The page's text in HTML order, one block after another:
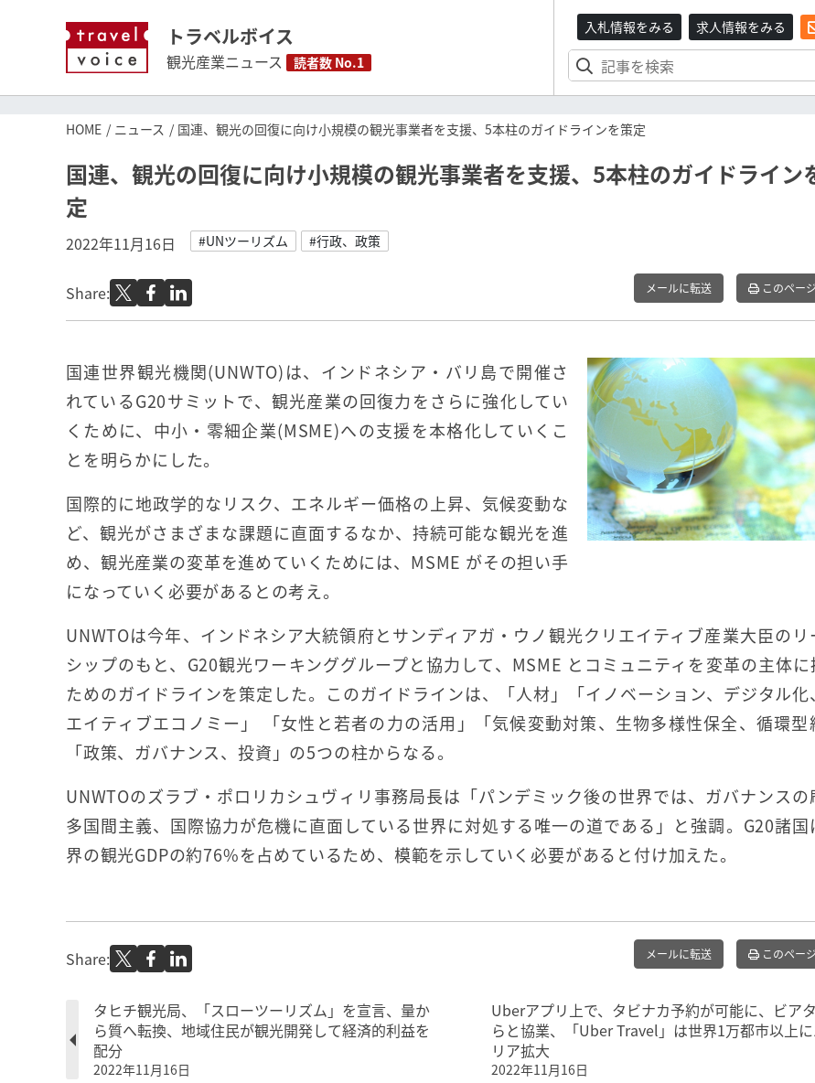
トラベルボイス
観光産業ニュース 読者数 No.1
入札情報をみる 求人情報をみる
HOME ニュース 国連、観光の回復に向け小規模の観光事業者を支援、5本柱のガイドラインを策定
国連、観光の回復に向け小規模の観光事業者を支援、5本柱のガイドライン
定
2022年11月16日 #UNツーリズム #行政、政策
Share: メールに転送 このペー
国連世界観光機関(UNWTO)は、インドネシア・バリ島で開催さ
れているG20サミットで、観光産業の回復力をさらに強化してい
くために、中小・零細企業(MSME)への支援を本格化していくこ
とを明らかにした。
国際的に地政学的なリスク、エネルギー価格の上昇、気候変動な
ど、観光がさまざまな課題に直面するなか、持続可能な観光を進
め、観光産業の変革を進めていくためには、MSME がその担い手
になっていく必要があるとの考え。
UNWTOは今年、インドネシア大統領府とサンディアガ・ウノ観光クリエイティブ産業大臣のリ
シップのもと、G20観光ワーキンググループと協力して、MSME とコミュニティを変革の主体に
ためのガイドラインを策定した。このガイドラインは、「人材」「イノベーション、デジタル化
エイティブエコノミー」 「女性と若者の力の活用」「気候変動対策、生物多様性保全、循環型
「政策、ガバナンス、投資」の5つの柱からなる。
UNWTOのズラブ・ポロリカシュヴィリ事務局長は「パンデミック後の世界では、ガバナンスの
多国間主義、国際協力が危機に直面している世界に対処する唯一の道である」と強調。G20諸国
界の観光GDPの約76%を占めているため、模範を示していく必要があると付け加えた。
Share: メールに転送 このペー
タヒチ観光局、「スローツーリズム」を宣言、量か
ら質へ転換、地域住民が観光開発して経済的利益を
配分
2022年11月16日
Uberアプリ上で、タビナカ予約が可能に、ビア
らと協業、「Uber Travel」は世界1万都市以上
リア拡大
2022年11月16日